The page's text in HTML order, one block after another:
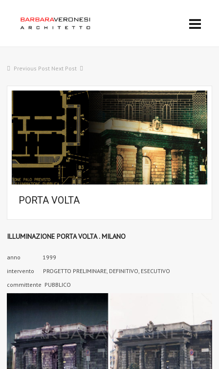
Previous Post Next Post
PORTA VOLTA
ILLUMINAZIONE PORTA VOLTA . MILANO
anno 1999
intervento PROGETTO PRELIMINARE, DEFINITIVO, ESECUTIVO
committente PUBBLICO